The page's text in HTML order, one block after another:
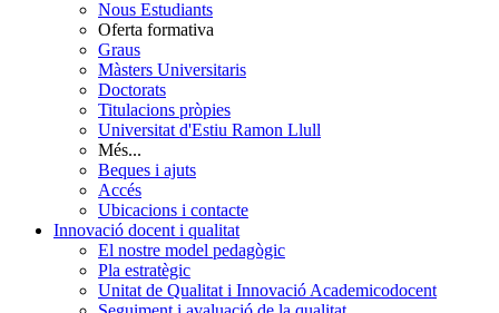
Nous Estudiants
Oferta formativa
Graus
Màsters Universitaris
Doctorats
Titulacions pròpies
Universitat d'Estiu Ramon Llull
Més...
Beques i ajuts
Accés
Ubicacions i contacte
Innovació docent i qualitat
El nostre model pedagògic
Pla estratègic
Unitat de Qualitat i Innovació Academicodocent